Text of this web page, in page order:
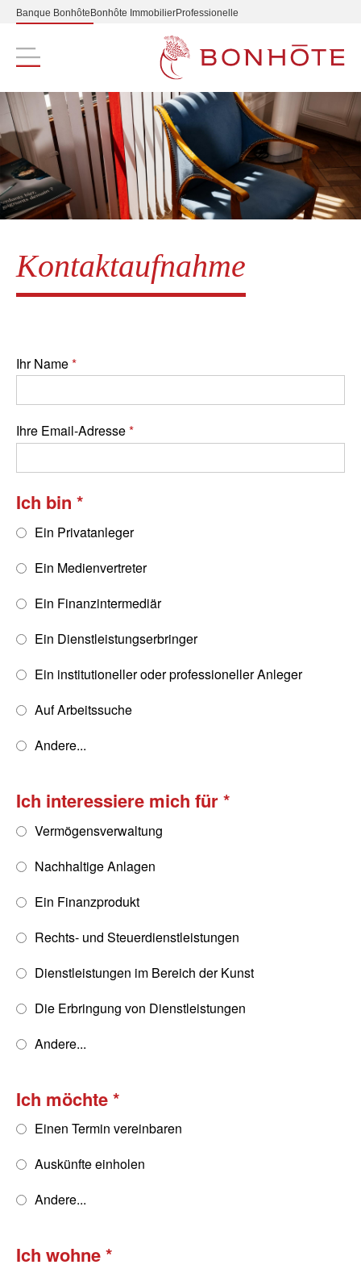
Banque Bonhôte Bonhôte ImmobilierProfessionelle
Navigation principale
Kontaktaufnahme
Ihr Name
Ihre Email-Adresse
Ich bin
Ein Privatanleger
Ein Medienvertreter
Ein Finanzintermediär
Ein Dienstleistungserbringer
Ein institutioneller oder professioneller Anleger
Auf Arbeitssuche
Andere...
Ich interessiere mich für
Vermögensverwaltung
Nachhaltige Anlagen
Ein Finanzprodukt
Rechts- und Steuerdienstleistungen
Dienstleistungen im Bereich der Kunst
Die Erbringung von Dienstleistungen
Andere...
Ich möchte
Einen Termin vereinbaren
Auskünfte einholen
Andere...
Ich wohne